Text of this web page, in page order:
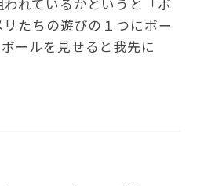
れているかというと「ボ
たちの遊びの１つにボー
ールを見せると我先に